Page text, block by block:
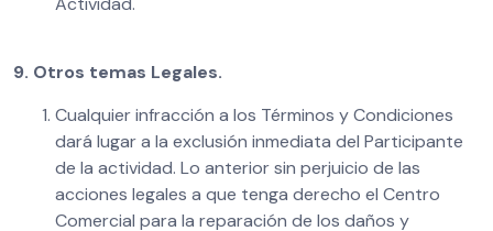
9. Otros temas Legales.
Cualquier infracción a los Términos y Condiciones
dará lugar a la exclusión inmediata del Participante
de la actividad. Lo anterior sin perjuicio de las
acciones legales a que tenga derecho el Centro
Comercial para la reparación de los daños y